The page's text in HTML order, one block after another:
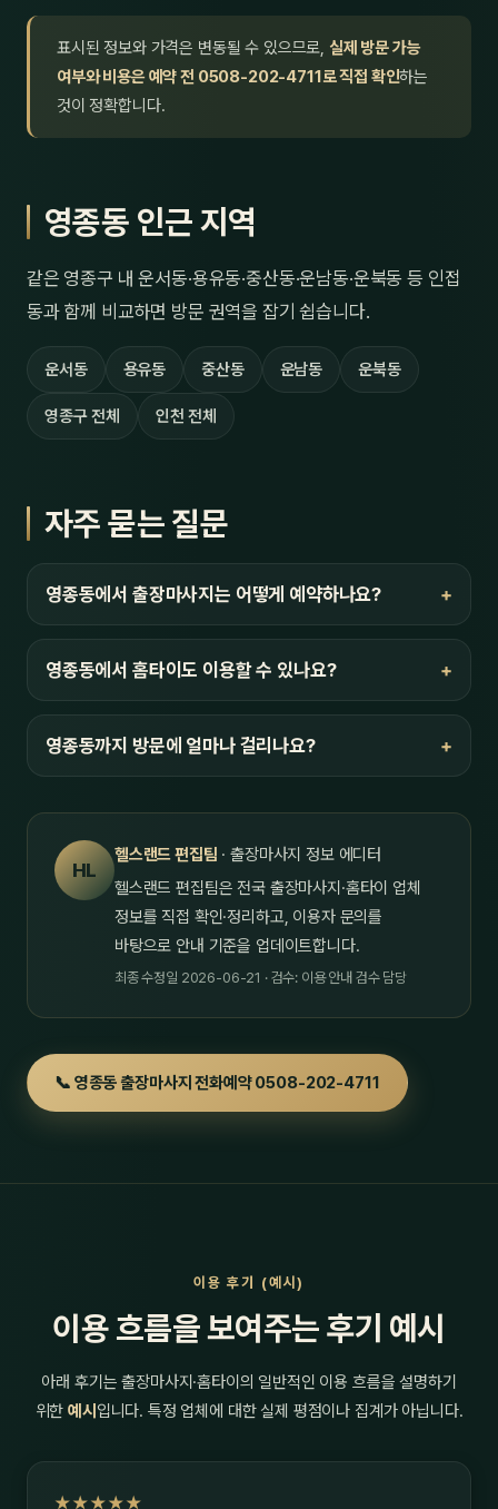
표시된 정보와 가격은 변동될 수 있으므로, 실제 방문 가능
여부와 비용은 예약 전 0508-202-4711로 직접 확인하는
것이 정확합니다.
영종동 인근 지역
같은 영종구 내 운서동·용유동·중산동·운남동·운북동 등 인접
동과 함께 비교하면 방문 권역을 잡기 쉽습니다.
운서동 용유동 중산동 운남동 운북동
영종구 전체 인천 전체
자주 묻는 질문
영종동에서 출장마사지는 어떻게 예약하나요?
영종동에서 홈타이도 이용할 수 있나요?
영종동까지 방문에 얼마나 걸리나요?
HL
헬스랜드 편집팀 · 출장마사지 정보 에디터
헬스랜드 편집팀은 전국 출장마사지·홈타이 업체
정보를 직접 확인·정리하고, 이용자 문의를
바탕으로 안내 기준을 업데이트합니다.
최종 수정일 2026-06-21 · 검수: 이용 안내 검수 담당
📞 영종동 출장마사지 전화예약 0508-202-4711
이용 후기 (예시)
이용 흐름을 보여주는 후기 예시
아래 후기는 출장마사지·홈타이의 일반적인 이용 흐름을 설명하기
위한예시 입니다. 특정 업체에 대한 실제 평점이나 집계가 아닙니다.
★★★★★